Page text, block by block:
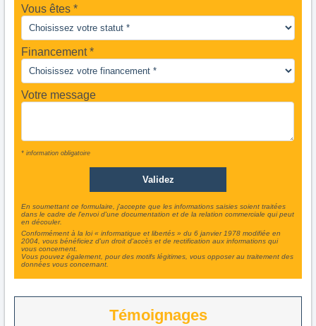
Vous êtes
Financement *
Votre message
* information obligatoire
En soumettant ce formulaire, j'accepte que les informations saisies soient traitées
dans le cadre de l'envoi d'une documentation et de la relation commerciale qui peut
en découler.
Conformément à la loi « informatique et libertés » du 6 janvier 1978 modifiée en
2004, vous bénéficiez d'un droit d'accès et de rectification aux informations qui
vous concernent.
Vous pouvez également, pour des motifs légitimes, vous opposer au traitement des
données vous concernant.
Témoignages